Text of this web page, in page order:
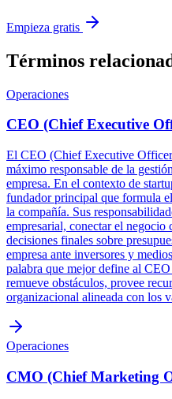
Empieza gratis
Términos
Operaciones
CEO (Chief Executive
El CEO (Chief Executive
máximo responsable de la
empresa. En el contexto de
fundador principal que formula
la compañía. Sus
empresarial, conectar el negocio
decisiones finales sobre
empresa ante inversores y
palabra que mejor define al
remueve obstáculos, provee
organizacional alineada con los
Operaciones
CMO (Chief Marketing